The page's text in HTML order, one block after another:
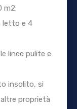
m2:
letto e 4
linee pulite e
insolito, si
proprietà